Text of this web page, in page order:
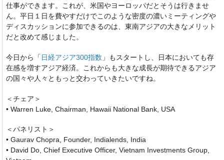
仕事ができます。これが、米国やヨーロッパだとそうは行きませ
ん。平日１日を費やすだけでこのような密度の濃いミーティングや
ディスカッションに参加できるのは、東南アジアの大きなメリット
だと改めて感じました。
今日から「 日経アジア300指数 」もスタートし、日本においても存
在感を増すアジア経済。これからも大きな成長が期待できるアジア
の国々や人々ともっと交わっていきたいですね。
＜チェア＞
• Warren Luke, Chairman, Hawaii National Bank, USA
＜パネリスト＞
• Gaurav Chopra, Founder, Indialends, India
• David Do, Chief Executive Officer, Vietnam Investments Group,